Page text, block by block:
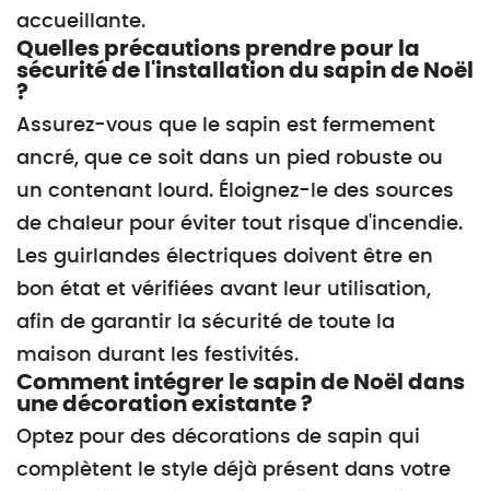
accueillante.
Quelles précautions prendre pour la
sécurité de l'installation du sapin de Noël
?
Assurez-vous que le sapin est fermement
ancré, que ce soit dans un pied robuste ou
un contenant lourd. Éloignez-le des sources
de chaleur pour éviter tout risque d'incendie.
Les guirlandes électriques doivent être en
bon état et vérifiées avant leur utilisation,
afin de garantir la sécurité de toute la
maison durant les festivités.
Comment intégrer le sapin de Noël dans
une décoration existante ?
Optez pour des décorations de sapin qui
complètent le style déjà présent dans votre